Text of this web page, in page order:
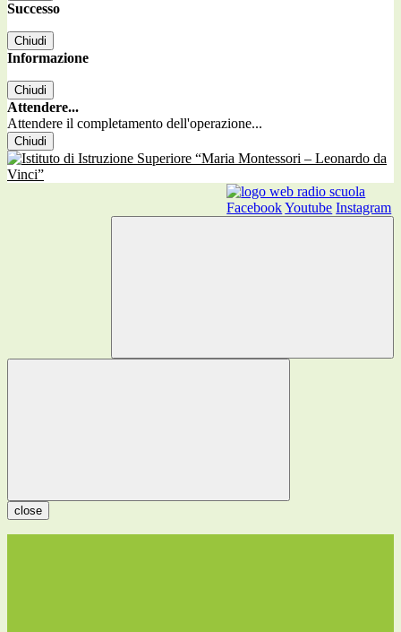
Successo
Chiudi
Informazione
Chiudi
Attendere...
Attendere il completamento dell'operazione...
Chiudi
FacebookYoutube Instagram
close